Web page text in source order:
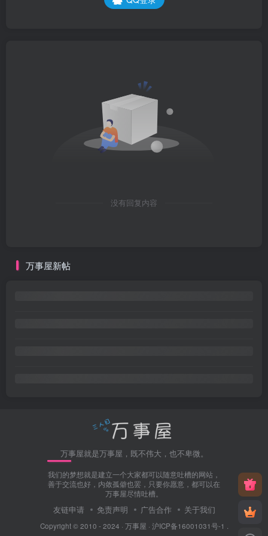
没有回复内容
万事屋新帖
万事屋就是万事屋，既不伟大，也不卑微。
我们的梦想就是建立一个大家都可以随意吐槽的网站，
善于交流也好，内敛孤僻也罢，只要你愿意，都可以在
万事屋尽情吐槽。
友链申请 免责声明 广告合作 关于我们
Copyright © 2010 - 2024 · 万事屋 · 沪ICP备16001031号-1